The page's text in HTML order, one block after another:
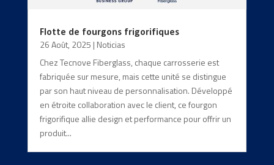
Flotte de fourgons frigorifiques
26 Août, 2025 | Noticias
Chez Tecnove Fiberglass, chaque carrosserie est
fabriquée sur mesure, mais cette unité se distingue
par son haut niveau de personnalisation. Développé
en étroite collaboration avec le client, ce fourgon
frigorifique allie design et performance pour offrir un
produit...